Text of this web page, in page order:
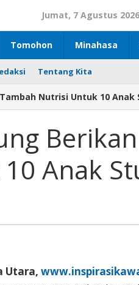
Jumat, 7 Agustus 2026
Tomohon Minahasa
Tentang Kita
Nutrisi Untuk 10 Anak
Anak
Utara,